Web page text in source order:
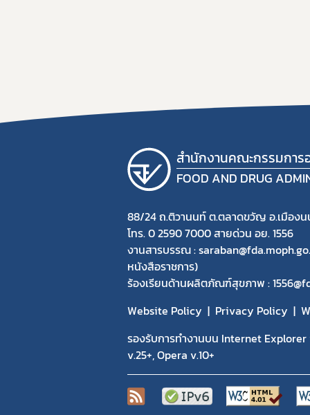
สำนักงานคณะกรรมการ
FOOD AND DRUG
88/24 ถ.ติวานนท์ ต.ตลาดขวัญ อ.เมือง
โทร. 0 2590 7000 สายด่วน อย. 1556
งานสารบรรณ :
หนังสือราชการ)
ร้องเรียนด้านผลิตภัณฑ์สุขภาพ :
Website Policy
Privacy Policy
รองรับการทำงานบน Internet
v.25+, Opera v.10+